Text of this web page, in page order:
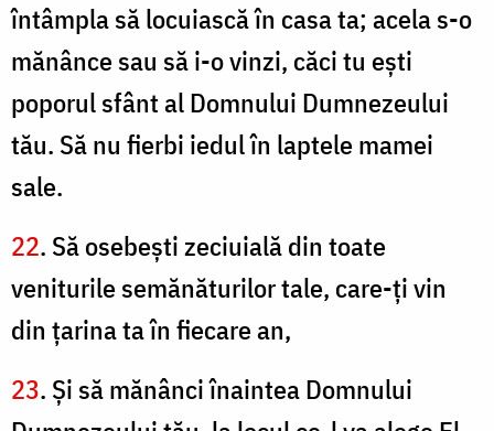
întâmpla să locuiască în casa ta; acela s-o
mănânce sau să i-o vinzi, căci tu eşti
poporul sfânt al Domnului Dumnezeului
tău. Să nu fierbi iedul în laptele mamei
sale.
22. Să osebeşti zeciuială din toate
veniturile semănăturilor tale, care-ţi vin
din ţarina ta în fiecare an,
23. Şi să mănânci înaintea Domnului